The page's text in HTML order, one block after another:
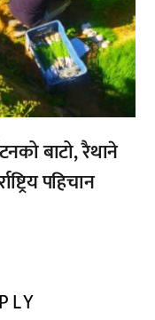
बाटो, रैथाने
पहिचान